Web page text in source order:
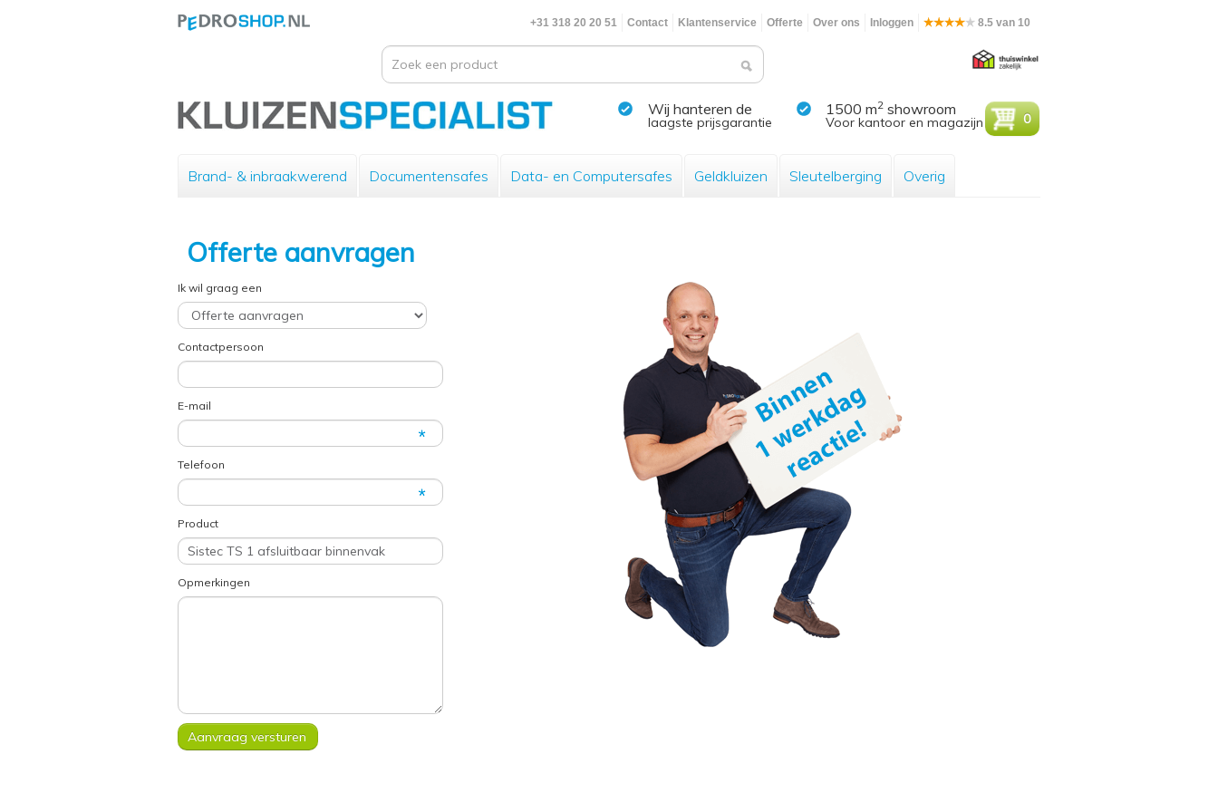
+31 318 20 20 51 Contact Klantenservice Offerte Over ons Inloggen 8.5 van 10
Wij hanteren de
laagste prijsgarantie
1500 m2 showroom
Voor kantoor en magazijn 0
Brand- & inbraakwerend Documentensafes Data- en Computersafes Geldkluizen Sleutelberging Overig
Offerte aanvragen
Ik wil graag een
Contactpersoon
E-mail
Telefoon
Product
Opmerkingen